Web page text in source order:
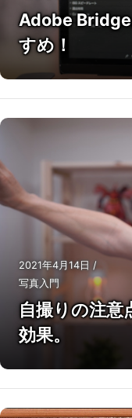
Adobe
すめ！
2021年4月14日 /
写真入門
自撮りの注意
効果。